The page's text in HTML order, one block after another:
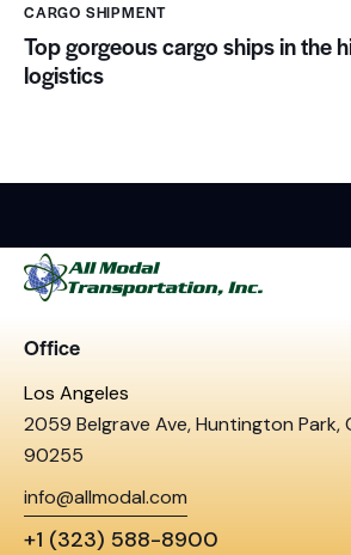
CARGO SHIPMENT
Top gorgeous cargo ships in the
logistics
Office
Los Angeles
2059 Belgrave Ave, Huntington Park,
90255
info@allmodal.com
+1 (323) 588-8900